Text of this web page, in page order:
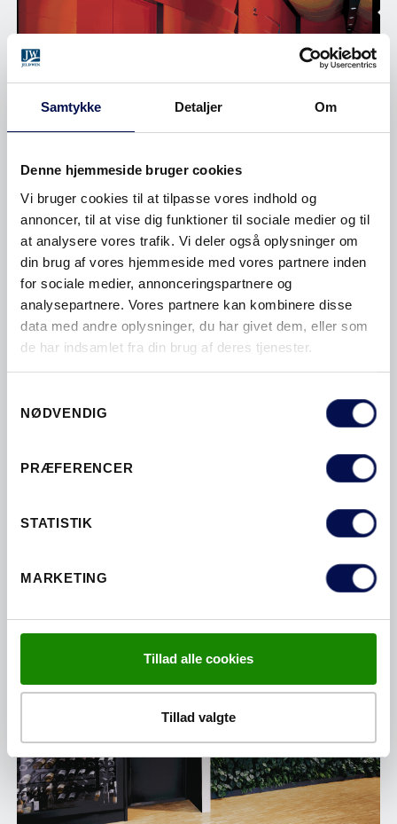
Samtykke Detaljer Om
Denne hjemmeside bruger cookies
Vi bruger cookies til at tilpasse vores indhold og
annoncer, til at vise dig funktioner til sociale medier og til
at analysere vores trafik. Vi deler også oplysninger om
din brug af vores hjemmeside med vores partnere inden
for sociale medier, annonceringspartnere og
analysepartnere. Vores partnere kan kombinere disse
data med andre oplysninger, du har givet dem, eller som
de har indsamlet fra din brug af deres tjenester.
NØDVENDIG
PRÆFERENCER
STATISTIK
MARKETING
Tillad alle cookies
Tillad valgte
DØRLØSNINGER TIL ARENAER